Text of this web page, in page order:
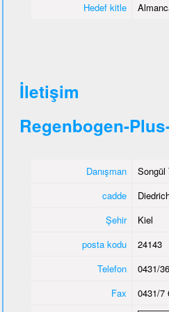
Hedef kitle
İletişim
Regenbogen-
Danışman
Songül
cadde
Şehir
Kiel
posta kodu
24143
Telefon
0431/
Fax
0431/7